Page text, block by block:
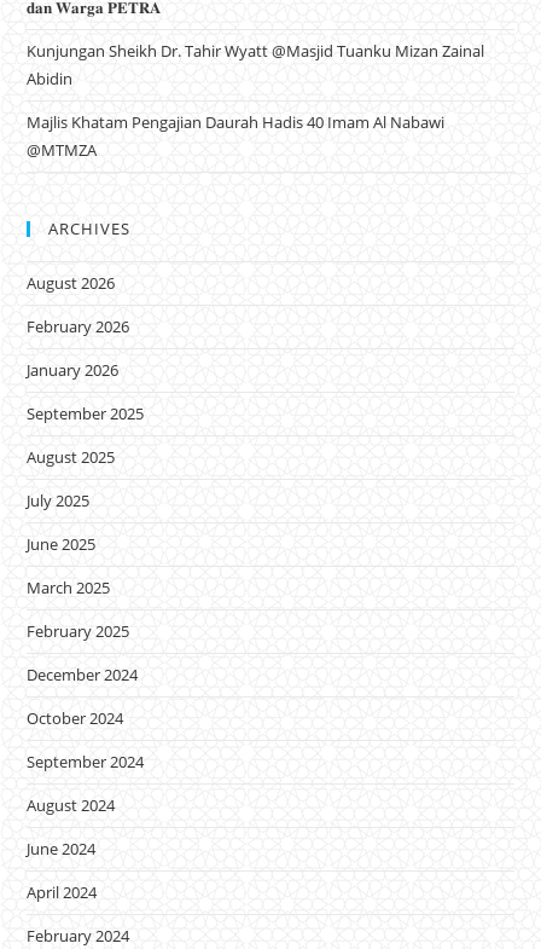
𝐝𝐚𝐧 𝐖𝐚𝐫𝐠𝐚 𝐏𝐄𝐓𝐑𝐀
Kunjungan Sheikh Dr. Tahir Wyatt @Masjid Tuanku Mizan Zainal
Abidin
Majlis Khatam Pengajian Daurah Hadis 40 Imam Al Nabawi
@MTMZA
ARCHIVES
August 2026
February 2026
January 2026
September 2025
August 2025
July 2025
June 2025
March 2025
February 2025
December 2024
October 2024
September 2024
August 2024
June 2024
April 2024
February 2024